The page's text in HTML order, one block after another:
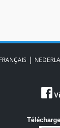
FRANÇAIS |